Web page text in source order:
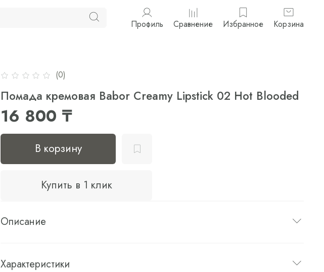
Профиль Сравнение Избранное Корзина
(0)
Помада кремовая Babor Creamy Lipstick 02 Hot Blooded
16 800 ₸
В корзину
Купить в 1 клик
Описание
Характеристики